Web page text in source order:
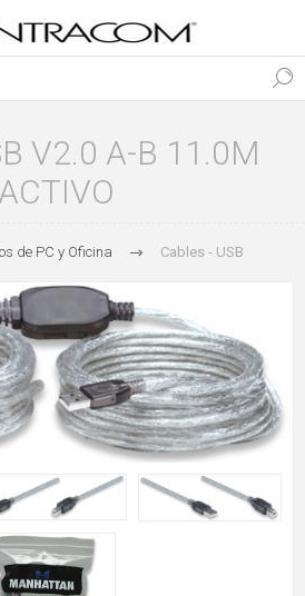
V2.0 A-B 11.0M
ACTIVO
de PC y Oficina Cables - USB